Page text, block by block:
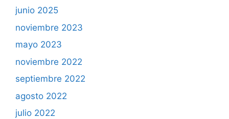
junio 2025
noviembre 2023
mayo 2023
noviembre 2022
septiembre 2022
agosto 2022
julio 2022